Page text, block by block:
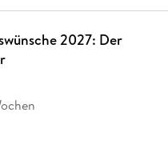
2027: Der